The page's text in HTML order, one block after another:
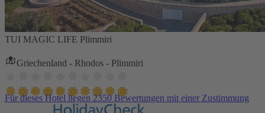
TUI MAGIC LIFE Plimmiri
Griechenland - Rhodos - Plimmiri
Für dieses Hotel liegen 2350 Bewertungen mit einer Zustimmung